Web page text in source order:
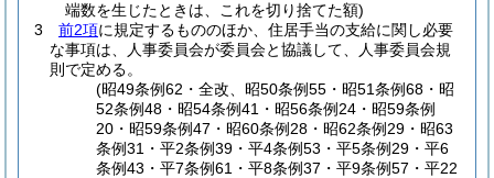
端数を生じたときは、これを切り捨てた額)
3
前2項に規定するもののほか、住居手当の支給に関し必要
な事項は、人事委員会が委員会と協議して、人事委員会規
則で定める。
(昭49条例62・全改、昭50条例55・昭51条例68・昭
52条例48・昭54条例41・昭56条例24・昭59条例
20・昭59条例47・昭60条例28・昭62条例29・昭63
条例31・平2条例39・平4条例53・平5条例29・平6
条例43・平7条例61・平8条例37・平9条例57・平22